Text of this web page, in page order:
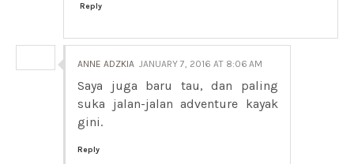
Reply
ANNE ADZKIA JANUARY 7, 2016 AT 8:06 AM
Saya juga baru tau, dan paling
suka jalan-jalan adventure kayak
gini.
Reply